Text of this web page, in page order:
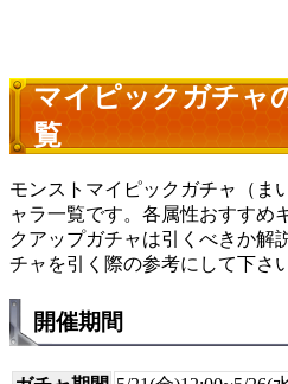
マイピックガチャ
覧
モンストマイピックガチャ（ま
ャラ一覧です。各属性おすすめ
クアップガチャは引くべきか解
チャを引く際の参考にして下さい
開催期間